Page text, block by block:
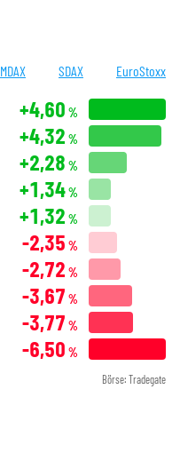
MDAX SDAX EuroStoxx
+4,60 %
+4,32 %
+2,28 %
+1,34%
+1,32 %
-2,35 %
-2,72 %
-3,67 %
-3,77 %
-6,50 %
Börse: Tradegate